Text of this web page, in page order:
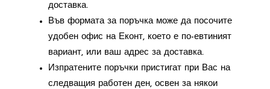
доставка.
Във формата за поръчка може да посочите
удобен офис на Еконт, което е по-евтиният
вариант, или ваш адрес за доставка.
Изпратените поръчки пристигат при Вас на
следващия работен ден, освен за някои